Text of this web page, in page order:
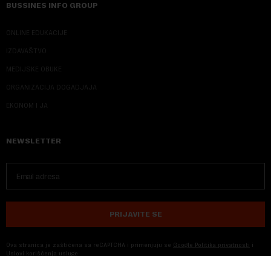
BUSSINES INFO GROUP
ONLINE EDUKACIJE
IZDAVAŠTVO
MEDIJSKE OBUKE
ORGANIZACIJA DOGADJAJA
EKONOM I JA
NEWSLETTER
PRIJAVITE SE
Ova stranica je zaštićena sa reCAPTCHA i primenjuju se Google Politika privatnosti i
Uslovi korišćenja usluge